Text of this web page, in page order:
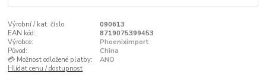
Výrobní / kat. číslo
090613
EAN kód:
8719075399453
Výrobce:
Phoeniximport
Původ:
China
💳 Možnost odložené platby:
ANO
Hlídat cenu / dostupnost